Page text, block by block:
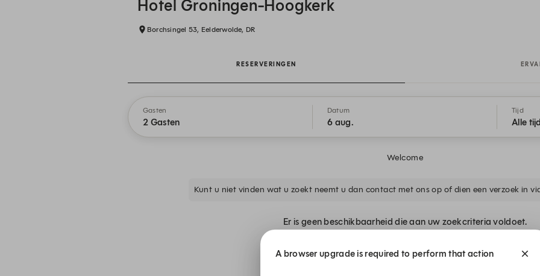
Hotel Groningen-Hoogkerk
Borchsingel 53, Eelderwolde, DR
RESERVERINGEN
Gasten
2 Gasten
Datum
6 aug.
Tijd
Alle
Welcome
Kunt u niet vinden wat u zoekt neemt u dan contact met ons op of dien een verzoek in
Er is geen beschikbaarheid die aan uw zoekcriteria voldoet.
Waarschuw me
A browser upgrade is required to perform that action